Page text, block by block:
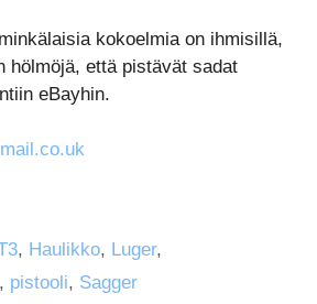
kokoelmia on ihmisillä,
hölmöjä, että pistävät sadat
eBayhin.
, Haulikko, Luger,
, pistooli, Sagger